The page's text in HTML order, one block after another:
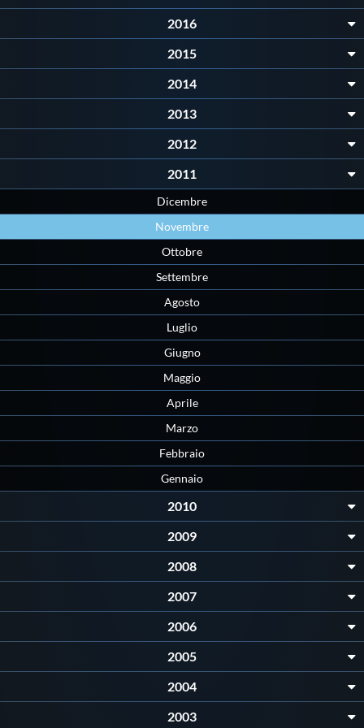
Qualità
Privacy
Cookie Policy
Archivio News
Flash News
Galleria fotografica
Videogallery
Intranet
Mappa del sito
2016
2015
2014
2013
2012
2011
Dicembre
Novembre
Ottobre
Settembre
Agosto
Luglio
Giugno
Maggio
Aprile
Marzo
Febbraio
Gennaio
2010
2009
2008
2007
2006
2005
2004
2003